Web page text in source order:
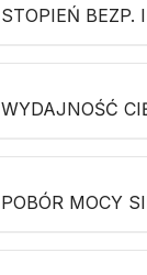
STOPIEŃ BEZP.
WYDAJNOŚĆ
POBÓR MOCY